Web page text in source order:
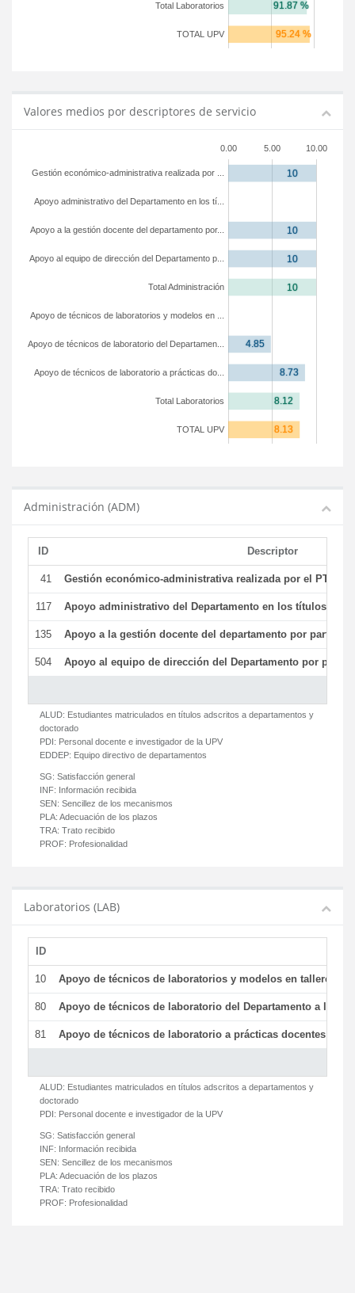
TOTAL UPV
Total Laboratorios
Valores medios por descriptores de servicio
0.00 5.00 10.00
TOTAL UPV
Total Laboratorios
Apoyo de técnicos de laboratorio a prácticas do...
Apoyo de técnicos de laboratorio del Departamen...
Apoyo de técnicos de laboratorios y modelos en ...
Total Administración
Apoyo al equipo de dirección del Departamento p...
Apoyo a la gestión docente del departamento por...
Apoyo administrativo del Departamento en los tí...
Gestión económico-administrativa realizada por ...
Administración (ADM)
ID Descriptor
41 Gestión económico-administrativa realizada por el PTGAS
117 Apoyo administrativo del Departamento en los títulos de
135 Apoyo a la gestión docente del departamento por parte
504 Apoyo al equipo de dirección del Departamento por parte
ALUD: Estudiantes matriculados en títulos adscritos a departamentos y
doctorado
PDI: Personal docente e investigador de la UPV
EDDEP: Equipo directivo de departamentos
SG: Satisfacción general
INF: Información recibida
SEN: Sencillez de los mecanismos
PLA: Adecuación de los plazos
TRA: Trato recibido
PROF: Profesionalidad
Laboratorios (LAB)
ID
10 Apoyo de técnicos de laboratorios y modelos en talleres/
80 Apoyo de técnicos de laboratorio del Departamento a la
81 Apoyo de técnicos de laboratorio a prácticas docentes y
ALUD: Estudiantes matriculados en títulos adscritos a departamentos y
doctorado
PDI: Personal docente e investigador de la UPV
SG: Satisfacción general
INF: Información recibida
SEN: Sencillez de los mecanismos
PLA: Adecuación de los plazos
TRA: Trato recibido
PROF: Profesionalidad